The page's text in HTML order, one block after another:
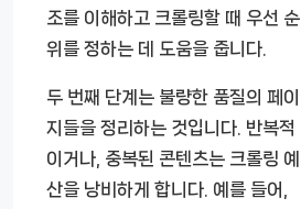
조를 이해하고 크롤링할 때 우선 순
위를 정하는 데 도움을 줍니다.
두 번째 단계는 불량한 품질의 페이
지들을 정리하는 것입니다. 반복적
이거나, 중복된 콘텐츠는 크롤링 예
산을 낭비하게 합니다. 예를 들어,